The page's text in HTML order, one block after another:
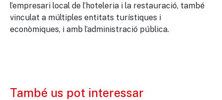
l’empresari local de l’hoteleria i la restauració, també
vinculat a múltiples entitats turístiques i
econòmiques, i amb l’administració pública.
També us pot interessar